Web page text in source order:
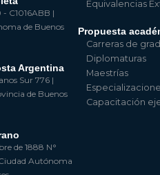
C1016ABB |
de Buenos
Argentina
Sur 776 |
de Buenos
de 1888 N°
Autónoma
Equivalencias
Propuesta
Carreras de
Diplomaturas
Maestrías
Capacitación